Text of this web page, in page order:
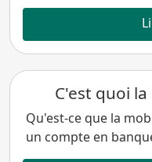
C'est quoi
Qu'est-ce que la
un compte en